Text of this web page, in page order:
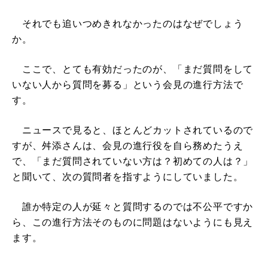
それでも追いつめきれなかったのはなぜでしょう
か。
ここで、とても有効だったのが、「まだ質問をして
いない人から質問を募る」という会見の進行方法で
す。
ニュースで見ると、ほとんどカットされているので
すが、舛添さんは、会見の進行役を自ら務めたうえ
で、「まだ質問されていない方は？初めての人は？」
と聞いて、次の質問者を指すようにしていました。
誰か特定の人が延々と質問するのでは不公平ですか
ら、この進行方法そのものに問題はないようにも見え
ます。